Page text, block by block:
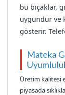
bu bıçaklar,
uygundur ve
gösterir.
Mateka
Üretim kalitesi
piyasada